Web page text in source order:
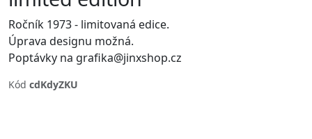
Ročník 1973 - limitovaná edice.
Úprava designu možná.
Poptávky na grafika@jinxshop.cz
Kód cdKdyZKU